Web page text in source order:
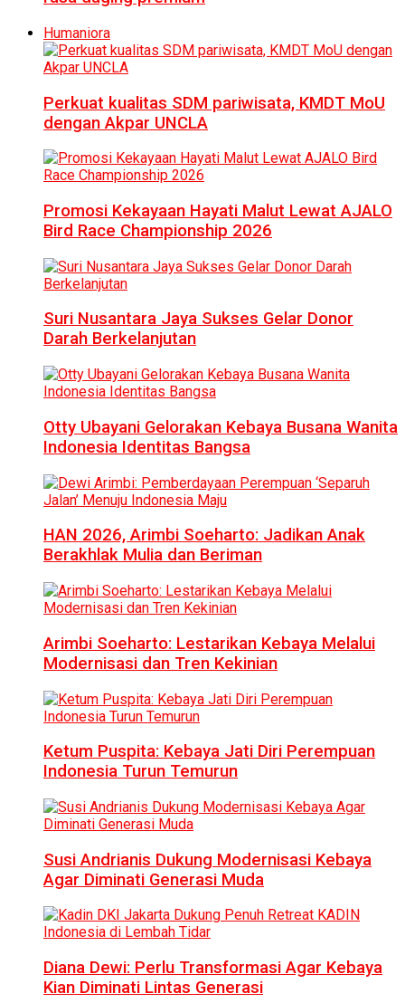
Humaniora
Perkuat kualitas SDM pariwisata, KMDT MoU
dengan Akpar UNCLA
Promosi Kekayaan Hayati Malut Lewat AJALO
Bird Race Championship 2026
Suri Nusantara Jaya Sukses Gelar Donor
Darah Berkelanjutan
Otty Ubayani Gelorakan Kebaya Busana Wanita
Indonesia Identitas Bangsa
HAN 2026, Arimbi Soeharto: Jadikan Anak
Berakhlak Mulia dan Beriman
Arimbi Soeharto: Lestarikan Kebaya Melalui
Modernisasi dan Tren Kekinian
Ketum Puspita: Kebaya Jati Diri Perempuan
Indonesia Turun Temurun
Susi Andrianis Dukung Modernisasi Kebaya
Agar Diminati Generasi Muda
Diana Dewi: Perlu Transformasi Agar Kebaya
Kian Diminati Lintas Generasi